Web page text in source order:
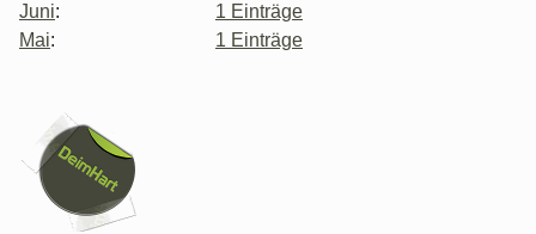
Juni:
1 Einträge
Mai: 1 Einträge
Seitenleiste